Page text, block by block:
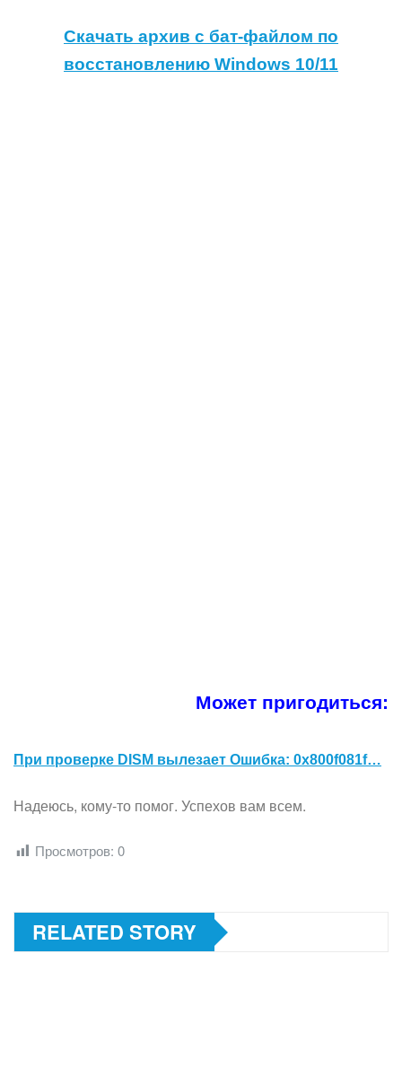
Скачать архив с бат-файлом по
восстановлению Windows 10/11
Может пригодиться:
При проверке DISM вылезает Ошибка: 0x800f081f…
Надеюсь, кому-то помог. Успехов вам всем.
Просмотров: 0
RELATED STORY